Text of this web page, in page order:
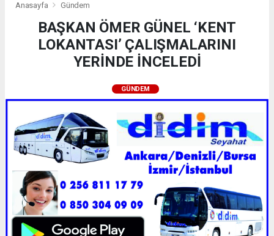
Anasayfa Gündem
BAŞKAN ÖMER GÜNEL ‘KENT
LOKANTASI’ ÇALIŞMALARINI
YERİNDE İNCELEDİ
GÜNDEM